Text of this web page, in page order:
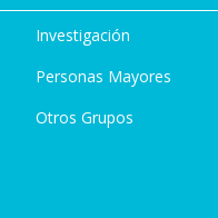
Investigación
Personas Mayores
Otros Grupos